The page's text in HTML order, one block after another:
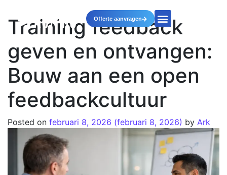
Offerte aanvragen
Training feedback
geven en ontvangen:
Bouw aan een open
feedbackcultuur
Posted on februari 8, 2026 (februari 8, 2026) by Ark